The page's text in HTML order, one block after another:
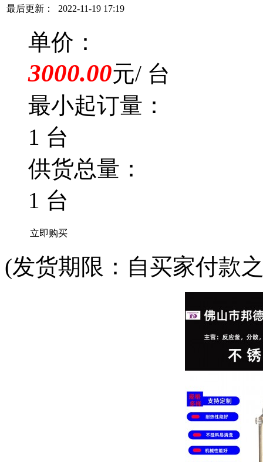
最后更新：
2022-11-19 17:19
单价：
3000.00元/ 台
最小起订量：
1 台
供货总量：
1 台
立即购买
(发货期限：自买家付款